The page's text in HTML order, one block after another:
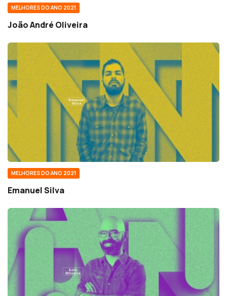
MELHORES DO ANO 2021
João André Oliveira
MELHORES DO ANO 2021
Emanuel Silva